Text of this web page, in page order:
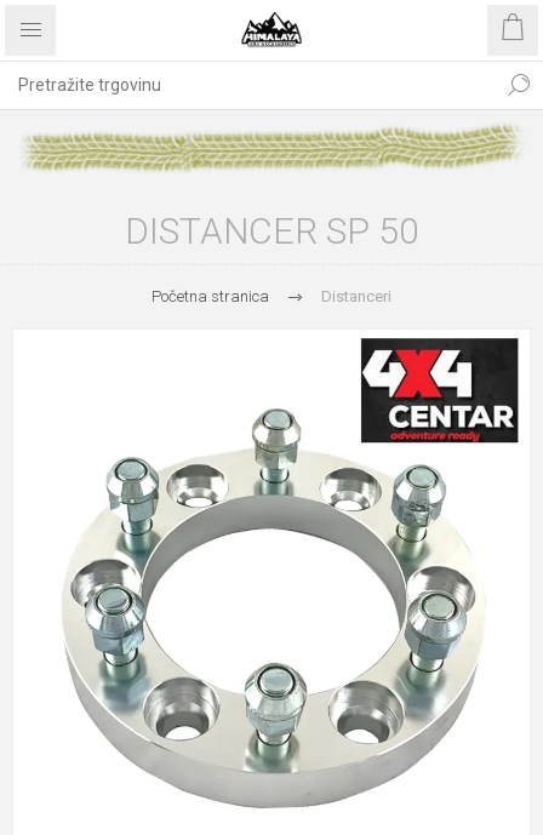
DISTANCER SP 50
Početna stranica Distanceri